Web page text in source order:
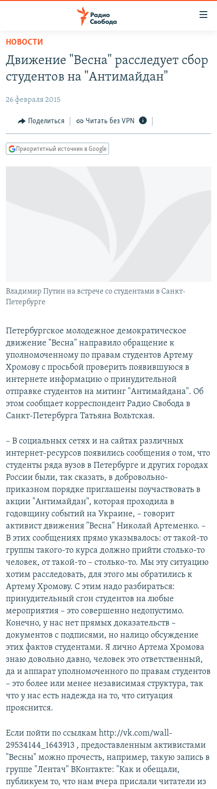
упрощенного
доступа
основному
Вернутся
главной
навигации
Вернутся
ПОДКАСТЫ
АВТОРСКИЕ ПРОЕКТЫ
ЦИТАТЫ СВОБОДЫ
МНЕНИЯ
IDEL.РЕАЛИИ
Все сайты РСЕ/РС
НОВОСТИ
Движение "Весна" расследует cбор
студентов на "Антимайдан"
26 февраля 2015
Поделиться Читать без VPN
Приоритетный источник в Google
Владимир Путин на встрече со студентами в Санкт-
Петербурге
Петербургское молодежное демократическое
движение "Весна" направило обращение к
уполномоченному по правам студентов Артему
Хромову с просьбой проверить появившуюся в
интернете информацию о принудительной
отправке студентов на митинг "Антимайдана". Об
этом сообщает корреспондент Радио Свобода в
Санкт-Петербурга Татьяна Вольтская.
– В социальных сетях и на сайтах различных
интернет-ресурсов появились сообщения о том, что
студенты ряда вузов в Петербурге и других городах
России были, так сказать, в добровольно-
приказном порядке приглашены поучаствовать в
акции "Антимайдан", которая проходила в
годовщину событий на Украине, – говорит
активист движения "Весна" Николай Артеменко. –
В этих сообщениях прямо указывалось: от такой-то
группы такого-то курса должно прийти столько-то
человек, от такой-то – столько-то. Мы эту ситуацию
хотим расследовать, для этого мы обратились к
Артему Хромову. С этим надо разбираться:
принудительный сгон студентов на любые
мероприятия – это совершенно недопустимо.
Конечно, у нас нет прямых доказательств –
документов с подписями, но налицо обсуждение
этих фактов студентами. Я лично Артема Хромова
знаю довольно давно, человек это ответственный,
да и аппарат уполномоченного по правам студентов
– это более или менее независимая структура, так
что у нас есть надежда на то, что ситуация
прояснится.
Если пойти по ссылкам http://vk.com/wall-
29534144_1643913 , предоставленным активистами
"Весны" можно прочесть, например, такую запись в
группе "Лентач" ВКонтакте: "Как и обещали,
публикуем то, что нам вчера прислали читатели из